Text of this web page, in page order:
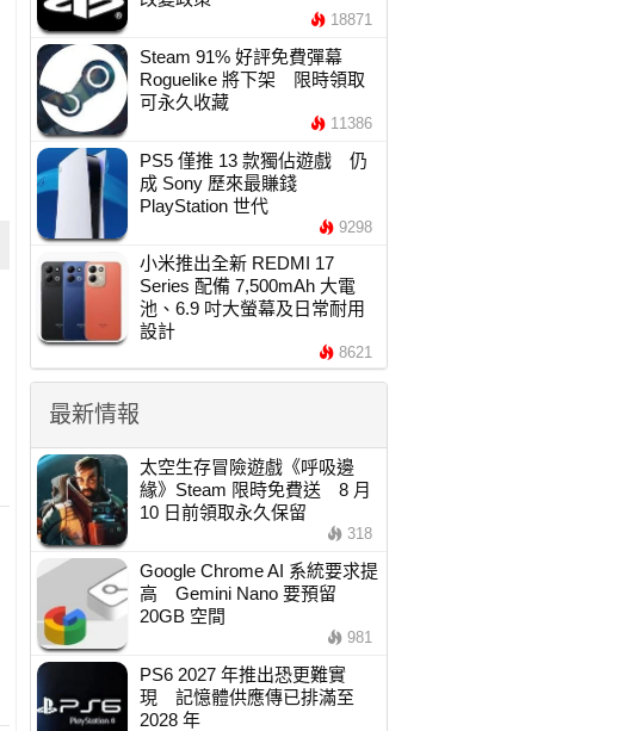
18871
Steam 91% 好評免費彈幕
Roguelike 將下架 限時領取
可永久收藏
11386
PS5 僅推 13 款獨佔遊戲 仍
成 Sony 歷來最賺錢
PlayStation 世代
9298
小米推出全新 REDMI 17
Series 配備 7,500mAh 大電
池、6.9 吋大螢幕及日常耐用
設計
8621
最新情報
太空生存冒險遊戲《呼吸邊
緣》Steam 限時免費送 8 月
10 日前領取永久保留
318
Google Chrome AI 系統要求提
高 Gemini Nano 要預留
20GB 空間
981
PS6 2027 年推出恐更難實
現 記憶體供應傳已排滿至
2028 年